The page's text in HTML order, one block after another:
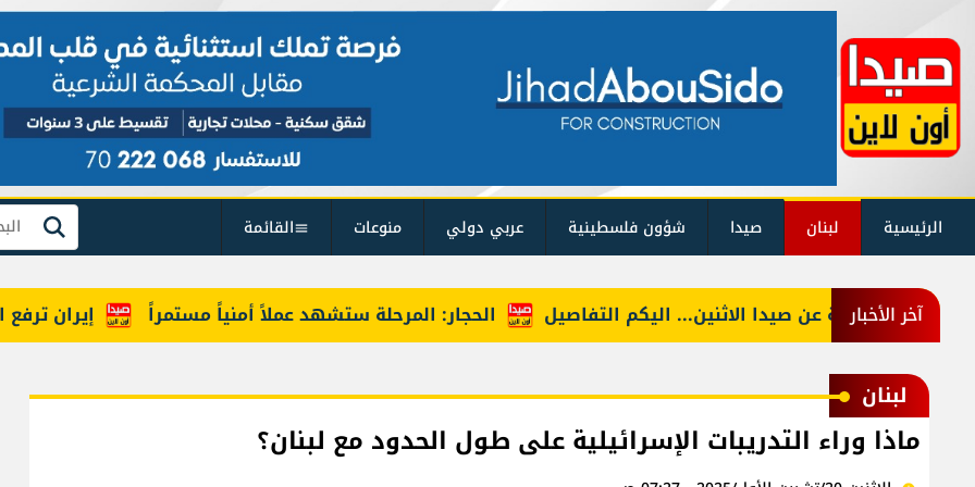
الرئيسية لبنان صيدا شؤون فلسطينية عربي دولي منوعات القائمة بحث
آخر الأخبار إيران ترفع الحجار: المرحلة ستشهد عملاً أمنياً مستمراً التغذية عن صيدا الاثنين... اليكم التفاصيل
لبنان
ماذا وراء التدريبات الإسرائيلية على طول الحدود مع لبنان؟